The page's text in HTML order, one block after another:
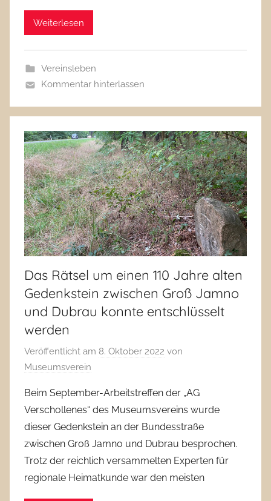
Weiterlesen
Vereinsleben
Kommentar hinterlassen
Das Rätsel um einen 110 Jahre alten
Gedenkstein zwischen Groß Jamno
und Dubrau konnte entschlüsselt
werden
Veröffentlicht am 8. Oktober 2022 von
Museumsverein
Beim September-Arbeitstreffen der „AG
Verschollenes“ des Museumsvereins wurde
dieser Gedenkstein an der Bundesstraße
zwischen Groß Jamno und Dubrau besprochen.
Trotz der reichlich versammelten Experten für
regionale Heimatkunde war den meisten